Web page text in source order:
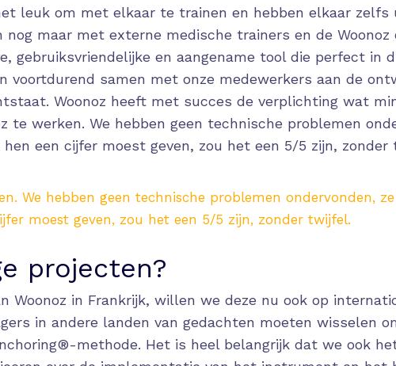
leuk om met elkaar te trainen en hebben elkaar zelfs
maar met externe medische trainers en de Woonoz
gebruiksvriendelijke en aangename tool die perfect in
voortdurend samen met onze medewerkers aan de
Woonoz heeft met succes de verplichting wat
te werken. We hebben geen technische problemen
een cijfer moest geven, zou het een 5/5 zijn, zonder
We hebben geen technische problemen ondervonden,
moest geven, zou het een 5/5 zijn, zonder twijfel.
projecten?
Woonoz in Frankrijk, willen we deze nu ook op
in andere landen van gedachten moeten wisselen
methode. Het is heel belangrijk dat we ook